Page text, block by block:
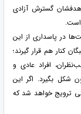
گسترش آزادی
است.
در پاسداری از این
کنار هم قرار گیرند؛
افراد عادی و
شکل بگیرد. اگر این
ترویج خواهد شد که